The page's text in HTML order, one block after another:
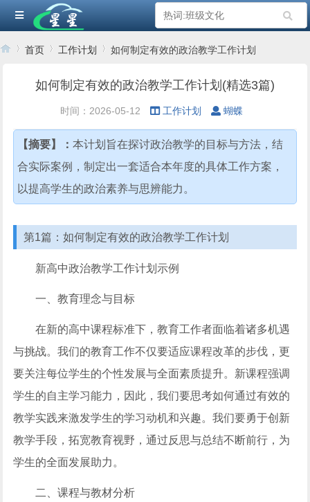
首页 工作计划
›
如何制定有效的政治教学工作计划
如何制定有效的政治教学工作计划(精选3篇)
时间：2026-05-12 工作计划 蝴蝶
【摘要】：本计划旨在探讨政治教学的目标与方法，结
合实际案例，制定出一套适合本年度的具体工作方案，
以提高学生的政治素养与思辨能力。
第1篇：如何制定有效的政治教学工作计划
新高中政治教学工作计划示例
一、教育理念与目标
在新的高中课程标准下，教育工作者面临着诸多机遇
与挑战。我们的教育工作不仅要适应课程改革的步伐，更
要关注每位学生的个性发展与全面素质提升。新课程强调
学生的自主学习能力，因此，我们要思考如何通过有效的
教学实践来激发学生的学习动机和兴趣。我们要勇于创新
教学手段，拓宽教育视野，通过反思与总结不断前行，为
学生的全面发展助力。
二、课程与教材分析